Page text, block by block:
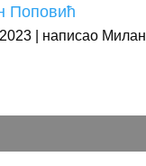
Поповић
написао Милан